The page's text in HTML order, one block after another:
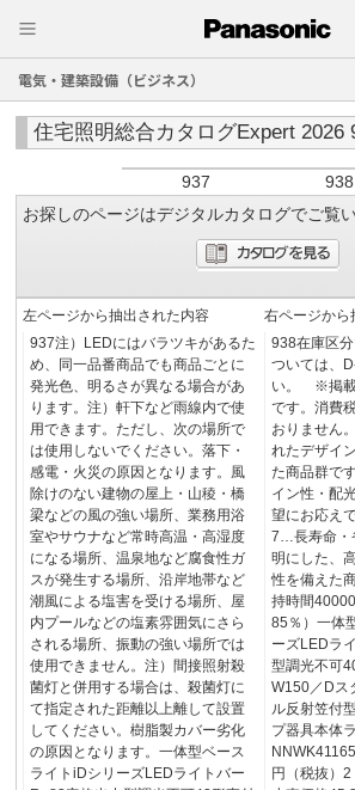
電気・建築設備（ビジネス）
住宅照明総合カタログExpert 2026
937
938
お探しのページはデジタルカタログでご覧
左ページから抽出された内容
937注）LEDにはバラツキがあるた
め、同一品番商品でも商品ごとに
発光色、明るさが異なる場合があ
ります。注）軒下など雨線内で使
用できます。ただし、次の場所で
は使用しないでください。落下・
感電・火災の原因となります。風
除けのない建物の屋上・山稜・橋
梁などの風の強い場所、業務用浴
室やサウナなど常時高温・高湿度
になる場所、温泉地など腐食性ガ
スが発生する場所、沿岸地帯など
潮風による塩害を受ける場所、屋
内プールなどの塩素雰囲気にさら
される場所、振動の強い場所では
使用できません。注）間接照射殺
菌灯と併用する場合は、殺菌灯に
て指定された距離以上離して設置
してください。樹脂製カバー劣化
の原因となります。一体型ベース
ライトiDシリーズLEDライトバー
右ページから
938在庫区
ついては、
い。 ※掲載
です。消費
おりません
れたデザイ
た商品群で
イン性・配
望にお応え
7…長寿命・
明にした、
性を備えた
持時間
85％）一体
ーズLEDラ
型調光不可
W150／Dス
ル反射笠付
プ器具本体
円（税抜）